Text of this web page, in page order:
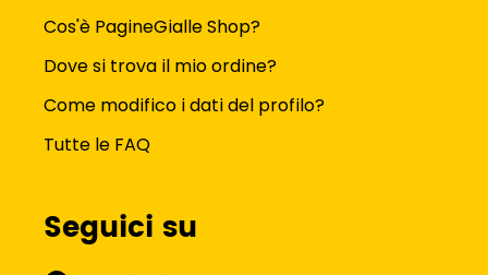
Cos'è PagineGialle Shop?
Dove si trova il mio ordine?
Come modifico i dati del profilo?
Tutte le FAQ
Seguici su